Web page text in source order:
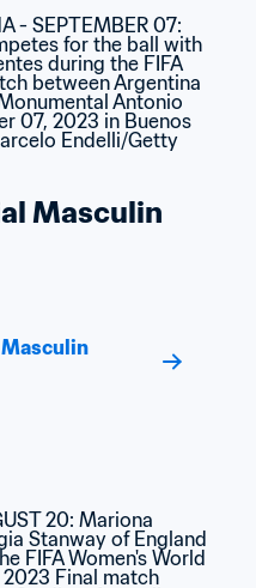
Masculin